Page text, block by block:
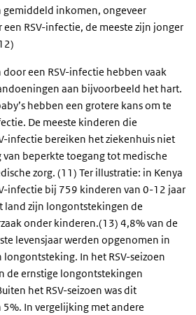
gemiddeld inkomen, ongeveer
RSV-infectie, de meeste zijn jonger
een RSV-infectie hebben vaak
aan bijvoorbeeld het hart.
hebben een grotere kans om te
De meeste kinderen die
infectie bereiken het ziekenhuis niet
beperkte toegang tot medische
zorg. (11) Ter illustratie: in Kenya
infectie bij 759 kinderen van 0-12 jaar
land zijn longontstekingen de
onder kinderen.(13) 4,8% van de
levensjaar werden opgenomen in
In het RSV-seizoen
de ernstige longontstekingen
het RSV-seizoen was dit
In vergelijking met andere